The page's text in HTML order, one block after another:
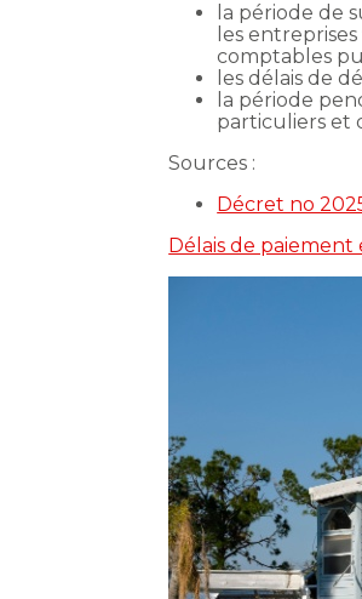
la période de
les
comptables
les délais de
la période
particuliers et
Sources :
Décret no
Délais de